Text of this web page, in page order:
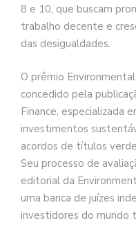
8 e 10, que buscam
trabalho decente e
das desigualdades.
O prêmio
concedido pela
Finance, especializada
investimentos
acordos de títulos
Seu processo de
editorial da
uma banca de juízes
investidores do mundo